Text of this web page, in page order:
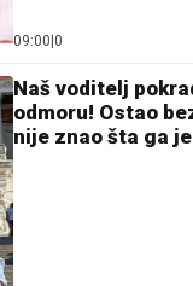
09:00|0
Naš voditelj
odmoru! Ostao
nije znao šta ga